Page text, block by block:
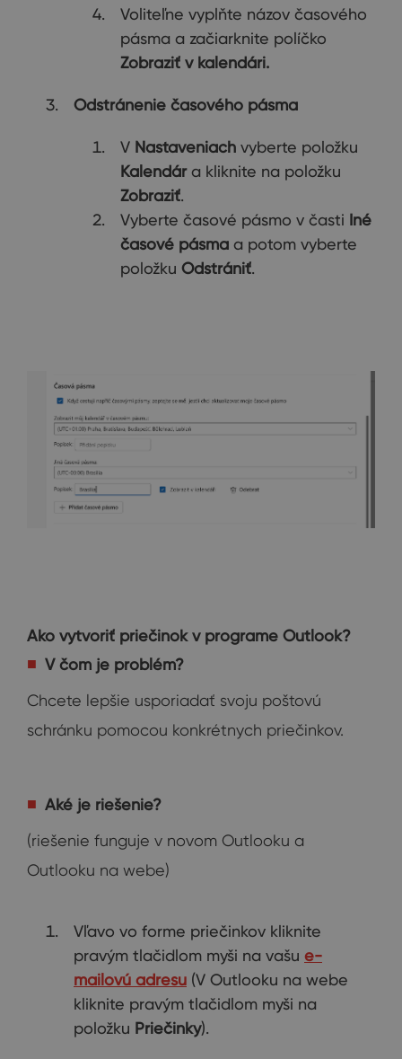
Voliteľne vyplňte názov časového
pásma a začiarknite políčko
Zobraziť v kalendári.
Odstránenie časového pásma
V Nastaveniach vyberte položku
Kalendára kliknite na položku
Zobraziť.
Vyberte časové pásmo v časti Iné
časové pásma a potom vyberte
položku Odstrániť.
Ako vytvoriť priečinok v programe Outlook?
V čom je problém?
Chcete lepšie usporiadať svoju poštovú
schránku pomocou konkrétnych priečinkov.
Aké je riešenie?
(riešenie funguje v novom Outlooku a
Outlooku na webe)
Vľavo vo forme priečinkov kliknite
pravým tlačidlom myši na vašu e-
mailovú adresu (V Outlooku na webe
kliknite pravým tlačidlom myši na
položku Priečinky).